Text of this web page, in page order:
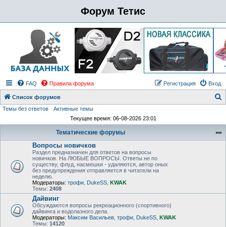
Форум Тетис
FAQ Правила форума Вход
Регистрация
Список форумов
Темы без ответов
Активные темы
Текущее время: 06-08-2026 23:01
Тематические форумы
Вопросы новичков
Раздел предназначен для ответов на вопросы
новичков. На ЛЮБЫЕ ВОПРОСЫ. Ответы не по
существу, флуд, насмешки - удаляются, автор оных
без предупреждения отправляется в читатели на
неделю.
Модераторы: трофи DukeSS KWAK
Темы: 2408
Дайвинг
Обсуждаются вопросы рекреационного (спортивного)
дайвинга и водолазного дела.
Модераторы: Максим Васильев трофи DukeSS KWAK
Темы: 14120